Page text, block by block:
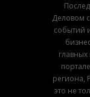
Деловом
событий
региона,
это не